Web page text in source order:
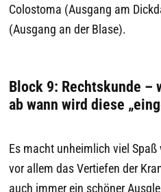
Colostoma (Ausgang am
(Ausgang an der Blase).
Block 9: Rechtskunde –
ab wann wird diese
Es macht unheimlich viel
vor allem das Vertiefen der
auch immer ein schöner